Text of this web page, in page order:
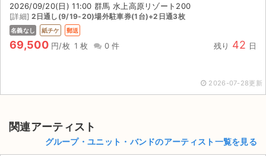
2026/09/20(日) 11:00 群馬 水上高原リゾート200
[詳細] 2日通し(9/19-20)場外駐車券(1台)+2日通3枚
名義なし 紙チケ 郵送
69,500 円/枚 1 枚 0 件 残り 42 日
2026-07-28更新
関連アーティスト
グループ・ユニット・バンドのアーティスト一覧を見る